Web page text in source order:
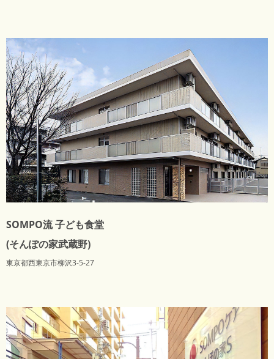
SOMPO流 子ども食堂
(そんぽの家武蔵野)
東京都西東京市柳沢3-5-27